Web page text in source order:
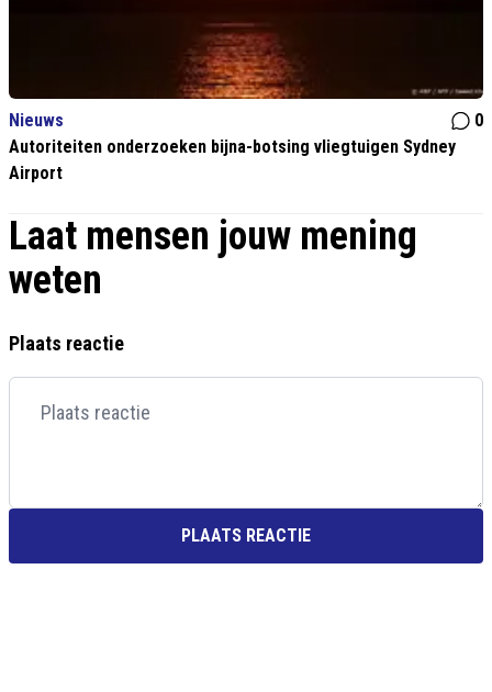
Nieuws
0
Autoriteiten onderzoeken bijna-botsing vliegtuigen Sydney
Airport
Laat mensen jouw mening
weten
Plaats reactie
PLAATS REACTIE